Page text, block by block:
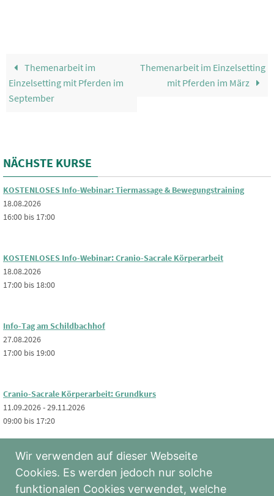
Themenarbeit im
Einzelsetting mit Pferden im
September
Themenarbeit im Einzelsetting
mit Pferden im März
NÄCHSTE KURSE
KOSTENLOSES Info-Webinar: Tiermassage & Bewegungstraining
18.08.2026
16:00 bis 17:00
KOSTENLOSES Info-Webinar: Cranio-Sacrale Körperarbeit
18.08.2026
17:00 bis 18:00
Info-Tag am Schildbachhof
27.08.2026
17:00 bis 19:00
Cranio-Sacrale Körperarbeit: Grundkurs
11.09.2026 - 29.11.2026
09:00 bis 17:20
Breuss-Massage für Pferde
17.09.2026 - 18.09.2026
09:00 bis 17:20
Wir verwenden auf dieser Webseite
Cookies. Es werden jedoch nur solche
funktionalen Cookies verwendet, welche